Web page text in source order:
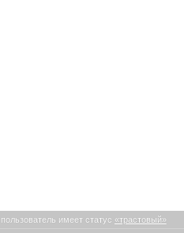
пользователь имеет статус «трастовый»